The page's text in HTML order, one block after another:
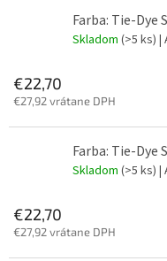
Farba: Tie-Dye
Skladom (>5 ks) |
€22,70
€27,92 vrátane DPH
Farba: Tie-Dye
Skladom (>5 ks) |
€22,70
€27,92 vrátane DPH